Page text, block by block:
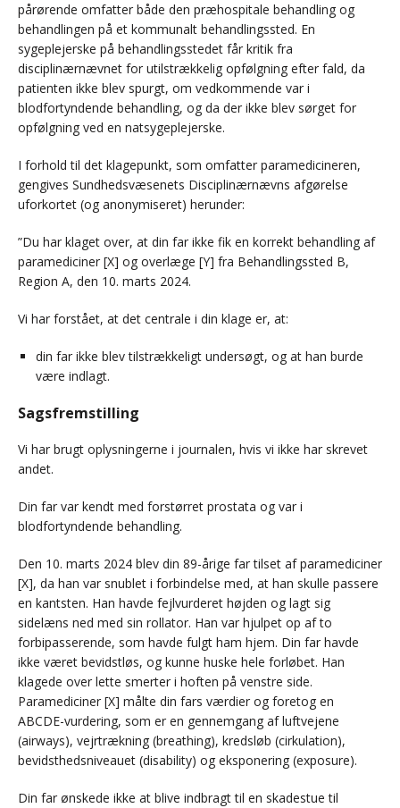
pårørende omfatter både den præhospitale behandling og
behandlingen på et kommunalt behandlingssted. En
sygeplejerske på behandlingsstedet får kritik fra
disciplinærnævnet for utilstrækkelig opfølgning efter fald, da
patienten ikke blev spurgt, om vedkommende var i
blodfortyndende behandling, og da der ikke blev sørget for
opfølgning ved en natsygeplejerske.
I forhold til det klagepunkt, som omfatter paramedicineren,
gengives Sundhedsvæsenets Disciplinærnævns afgørelse
uforkortet (og anonymiseret) herunder:
”Du har klaget over, at din far ikke fik en korrekt behandling af
paramediciner [X] og overlæge [Y] fra Behandlingssted B,
Region A, den 10. marts 2024.
Vi har forstået, at det centrale i din klage er, at:
din far ikke blev tilstrækkeligt undersøgt, og at han burde
være indlagt.
Sagsfremstilling
Vi har brugt oplysningerne i journalen, hvis vi ikke har skrevet
andet.
Din far var kendt med forstørret prostata og var i
blodfortyndende behandling.
Den 10. marts 2024 blev din 89-årige far tilset af paramediciner
[X], da han var snublet i forbindelse med, at han skulle passere
en kantsten. Han havde fejlvurderet højden og lagt sig
sidelæns ned med sin rollator. Han var hjulpet op af to
forbipasserende, som havde fulgt ham hjem. Din far havde
ikke været bevidstløs, og kunne huske hele forløbet. Han
klagede over lette smerter i hoften på venstre side.
Paramediciner [X] målte din fars værdier og foretog en
ABCDE-vurdering, som er en gennemgang af luftvejene
(airways), vejrtrækning (breathing), kredsløb (cirkulation),
bevidsthedsniveauet (disability) og eksponering (exposure).
Din far ønskede ikke at blive indbragt til en skadestue til